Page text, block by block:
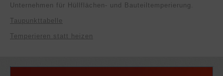
Unternehmen für Hüllflächen- und Bauteiltemperierung.
Taupunkttabelle
Temperieren statt heizen